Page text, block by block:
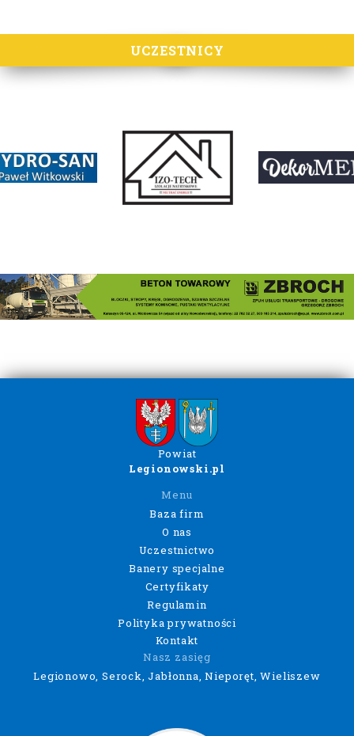
UCZESTNICY
Powiat
Legionowski.pl
Menu
Baza firm
O nas
Uczestnictwo
Banery specjalne
Certyfikaty
Regulamin
Polityka prywatności
Kontakt
Nasz zasięg
Legionowo, Serock, Jabłonna, Nieporęt, Wieliszew